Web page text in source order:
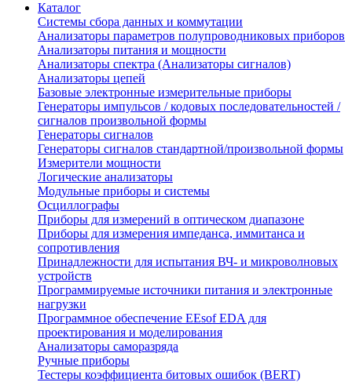
Каталог
Cистемы сбора данных и коммутации
Анализаторы параметров полупроводниковых приборов
Анализаторы питания и мощности
Анализаторы спектра (Анализаторы сигналов)
Анализаторы цепей
Базовые электронные измерительные приборы
Генераторы импульсов / кодовых последовательностей /
сигналов произвольной формы
Генераторы сигналов
Генераторы сигналов стандартной/произвольной формы
Измерители мощности
Логические анализаторы
Модульные приборы и системы
Осциллографы
Приборы для измерений в оптическом диапазоне
Приборы для измерения импеданса, иммитанса и
сопротивления
Принадлежности для испытания ВЧ- и микроволновых
устройств
Программируемые источники питания и электронные
нагрузки
Программное обеспечение EEsof EDA для
проектирования и моделирования
Анализаторы саморазряда
Ручные приборы
Тестеры коэффициента битовых ошибок (BERT)